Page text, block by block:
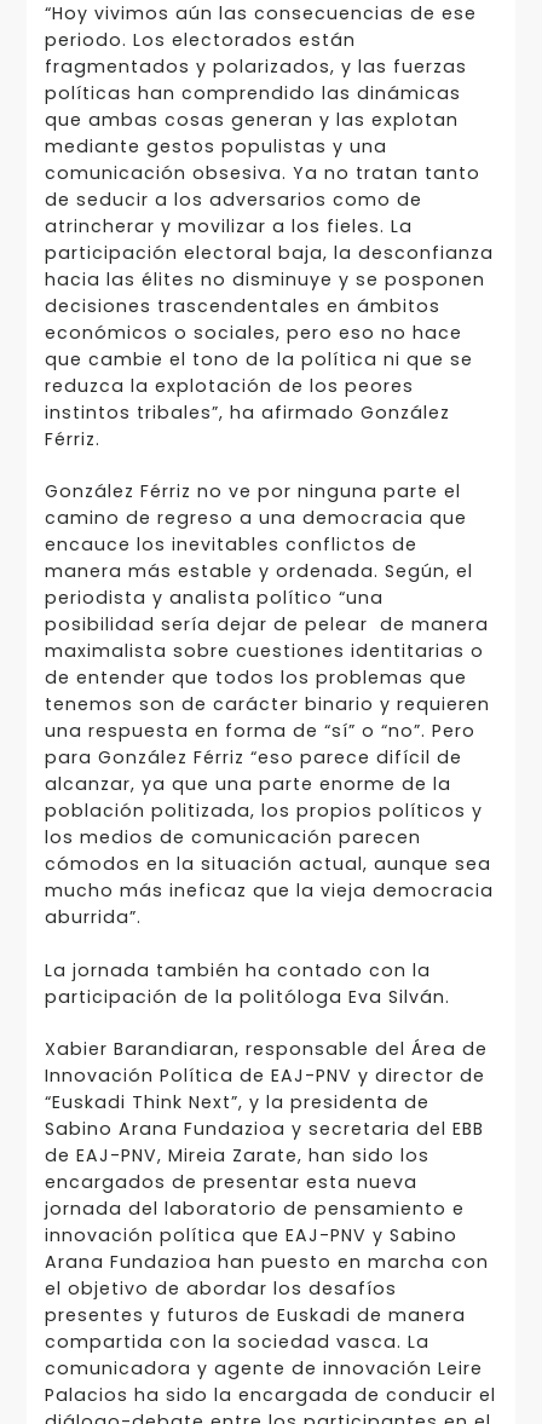
“Hoy vivimos aún las consecuencias de ese
periodo. Los electorados están
fragmentados y polarizados, y las fuerzas
políticas han comprendido las dinámicas
que ambas cosas generan y las explotan
mediante gestos populistas y una
comunicación obsesiva. Ya no tratan tanto
de seducir a los adversarios como de
atrincherar y movilizar a los fieles. La
participación electoral baja, la desconfianza
hacia las élites no disminuye y se posponen
decisiones trascendentales en ámbitos
económicos o sociales, pero eso no hace
que cambie el tono de la política ni que se
reduzca la explotación de los peores
instintos tribales”, ha afirmado González
Férriz.
González Férriz no ve por ninguna parte el
camino de regreso a una democracia que
encauce los inevitables conflictos de
manera más estable y ordenada. Según, el
periodista y analista político “una
posibilidad sería dejar de pelear de manera
maximalista sobre cuestiones identitarias o
de entender que todos los problemas que
tenemos son de carácter binario y requieren
una respuesta en forma de “sí” o “no”. Pero
para González Férriz “eso parece difícil de
alcanzar, ya que una parte enorme de la
población politizada, los propios políticos y
los medios de comunicación parecen
cómodos en la situación actual, aunque sea
mucho más ineficaz que la vieja democracia
aburrida”.
La jornada también ha contado con la
participación de la politóloga Eva Silván.
Xabier Barandiaran, responsable del Área de
Innovación Política de EAJ-PNV y director de
“Euskadi Think Next”, y la presidenta de
Sabino Arana Fundazioa y secretaria del EBB
de EAJ-PNV, Mireia Zarate, han sido los
encargados de presentar esta nueva
jornada del laboratorio de pensamiento e
innovación política que EAJ-PNV y Sabino
Arana Fundazioa han puesto en marcha con
el objetivo de abordar los desafíos
presentes y futuros de Euskadi de manera
compartida con la sociedad vasca. La
comunicadora y agente de innovación Leire
Palacios ha sido la encargada de conducir el